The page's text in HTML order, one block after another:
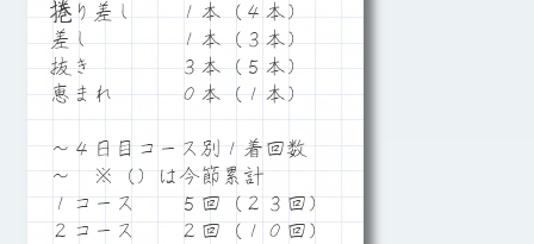
捲り差し １本（４本）
差し １本（３本）
抜き ３本（５本）
恵まれ ０本（１本）
～４日目コース別１着回数
～ ※（）は今節累計
１コース ５回（２３回）
２コース ２回（１０回）